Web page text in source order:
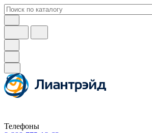
Телефоны